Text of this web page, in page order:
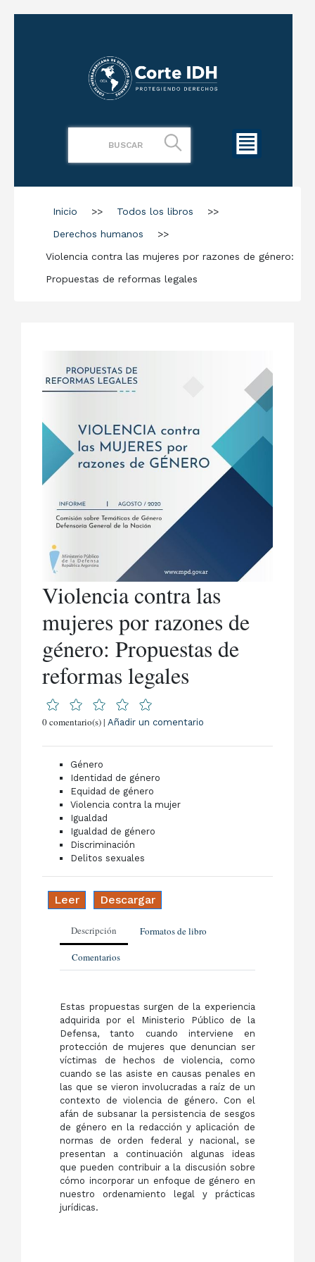
Inicio >> Todos los libros
>>
Derechos humanos
>>
Violencia contra las mujeres por razones de género:
Propuestas de reformas legales
Violencia contra las
mujeres por razones de
género: Propuestas de
reformas legales
0 comentario(s) |Añadir un comentario
Género
Identidad de género
Equidad de género
Violencia contra la mujer
Igualdad
Igualdad de género
Discriminación
Delitos sexuales
Leer Descargar
Descripción Formatos de libro
Comentarios
Estas propuestas surgen de la experiencia
adquirida por el Ministerio Público de la
Defensa, tanto cuando interviene en
protección de mujeres que denuncian ser
víctimas de hechos de violencia, como
cuando se las asiste en causas penales en
las que se vieron involucradas a raíz de un
contexto de violencia de género. Con el
afán de subsanar la persistencia de sesgos
de género en la redacción y aplicación de
normas de orden federal y nacional, se
presentan a continuación algunas ideas
que pueden contribuir a la discusión sobre
cómo incorporar un enfoque de género en
nuestro ordenamiento legal y prácticas
jurídicas.